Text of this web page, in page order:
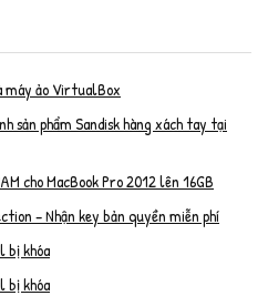
máy ảo VirtualBox
sản phẩm Sandisk hàng xách tay tại
cho MacBook Pro 2012 lên 16GB
– Nhận key bản quyền miễn phí
bị khóa
bị khóa